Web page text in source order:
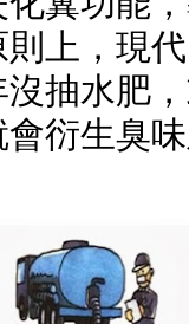
上，現
抽水肥
衍生臭